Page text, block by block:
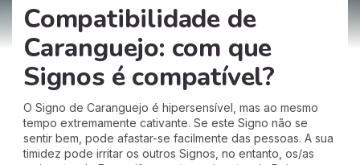
Compatibilidade de
Caranguejo: com que
Signos é compatível?
O Signo de Caranguejo é hipersensível, mas ao mesmo
tempo extremamente cativante. Se este Signo não se
sentir bem, pode afastar-se facilmente das pessoas. A sua
timidez pode irritar os outros Signos, no entanto, os/as